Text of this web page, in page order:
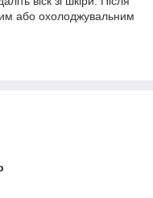
або охолоджувальним